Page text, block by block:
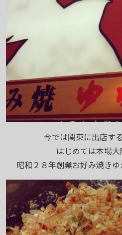
今では関東に出店す
はじめては本場大
昭和２８年創業お好み焼きゆ